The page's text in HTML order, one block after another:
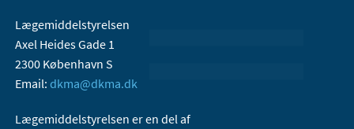
Lægemiddelstyrelsen
Axel Heides Gade 1
2300 København S
Email: dkma@dkma.dk
Lægemiddelstyrelsen er en del af